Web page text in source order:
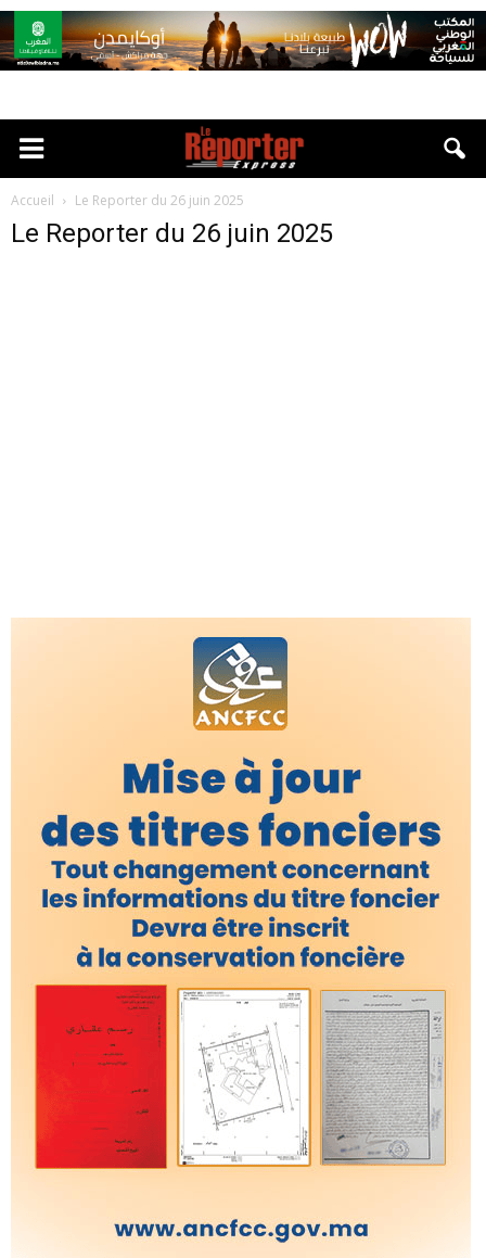
Accueil Le Reporter du 26 juin 2025
Le Reporter du 26 juin 2025